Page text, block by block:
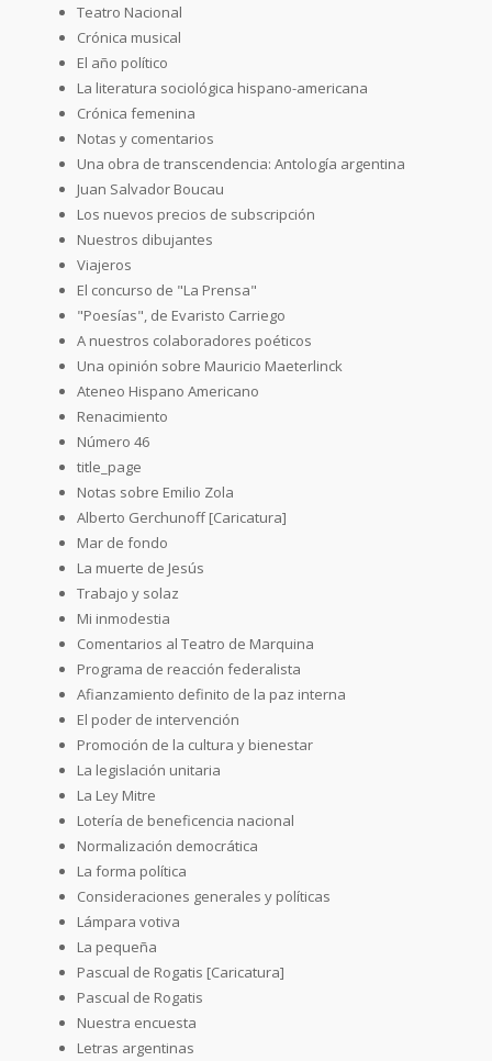
Teatro Nacional
Crónica musical
El año político
La literatura sociológica hispano-americana
Crónica femenina
Notas y comentarios
Una obra de transcendencia: Antología argentina
Juan Salvador Boucau
Los nuevos precios de subscripción
Nuestros dibujantes
Viajeros
El concurso de "La Prensa"
"Poesías", de Evaristo Carriego
A nuestros colaboradores poéticos
Una opinión sobre Mauricio Maeterlinck
Ateneo Hispano Americano
Renacimiento
Número 46
title_page
Notas sobre Emilio Zola
Alberto Gerchunoff [Caricatura]
Mar de fondo
La muerte de Jesús
Trabajo y solaz
Mi inmodestia
Comentarios al Teatro de Marquina
Programa de reacción federalista
Afianzamiento definito de la paz interna
El poder de intervención
Promoción de la cultura y bienestar
La legislación unitaria
La Ley Mitre
Lotería de beneficencia nacional
Normalización democrática
La forma política
Consideraciones generales y políticas
Lámpara votiva
La pequeña
Pascual de Rogatis [Caricatura]
Pascual de Rogatis
Nuestra encuesta
Letras argentinas